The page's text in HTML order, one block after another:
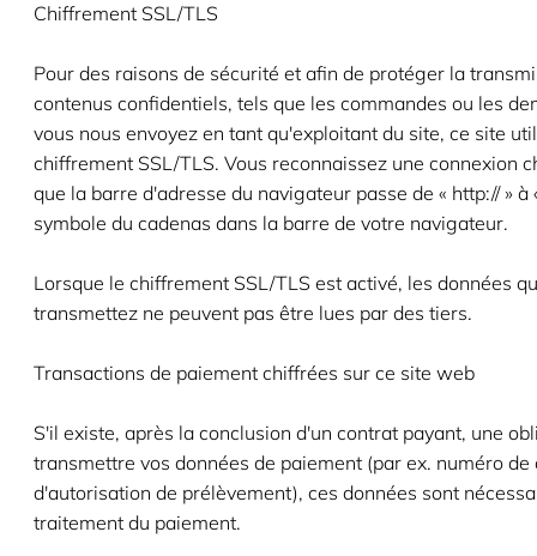
Chiffrement SSL/TLS
Pour des raisons de sécurité et afin de protéger la
contenus confidentiels, tels que les commandes ou les
vous nous envoyez en tant qu'exploitant du site, ce site
chiffrement SSL/TLS. Vous reconnaissez une connexion
que la barre d'adresse du navigateur passe de « http:// » à
symbole du cadenas dans la barre de votre navigateur.
Lorsque le chiffrement SSL/TLS est activé, les données
transmettez ne peuvent pas être lues par des tiers.
Transactions de paiement chiffrées sur ce site web
S'il existe, après la conclusion d'un contrat payant, une
transmettre vos données de paiement (par ex. numéro de
d'autorisation de prélèvement), ces données sont
traitement du paiement.